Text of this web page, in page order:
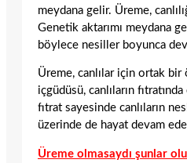
meydana gelir. Üreme,
Genetik aktarımı meydana
böylece nesiller boyunca
Üreme, canlılar için ortak
içgüdüsü, canlıların
fıtrat sayesinde canlıların
üzerinde de hayat devam
Üreme olmasaydı şunlar